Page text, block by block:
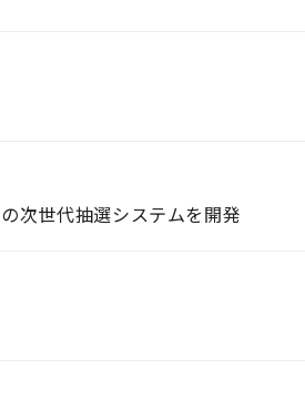
次世代抽選システムを開発